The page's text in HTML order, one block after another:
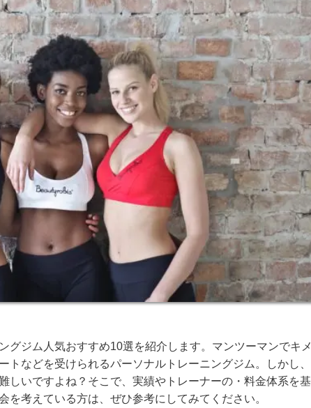
グジム人気おすすめ10選を紹介します。マンツーマンでキメ
トなどを受けられるパーソナルトレーニングジム。しかし、
しいですよね？そこで、実績やトレーナーの・料金体系を基
を考えている方は、ぜひ参考にしてみてください。